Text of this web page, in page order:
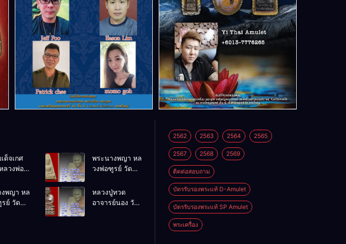
ด็จเกศ
ลวงพ่อ
ตร
พระนางพญา หล
วงพ่อฑูรย์ วัด
พ.ศ.2512
พญา หล
ย์ วัด
หลวงปู่ทวด
อาจารย์นอง วัด
2562 2563 2564 2565
2567 2568 2569
ติดต่อสอบถาม
บัตรรับรองพระแท้ D-Amulet
บัตรรับรองพระแท้ SP Amulet
พระเครื่อง